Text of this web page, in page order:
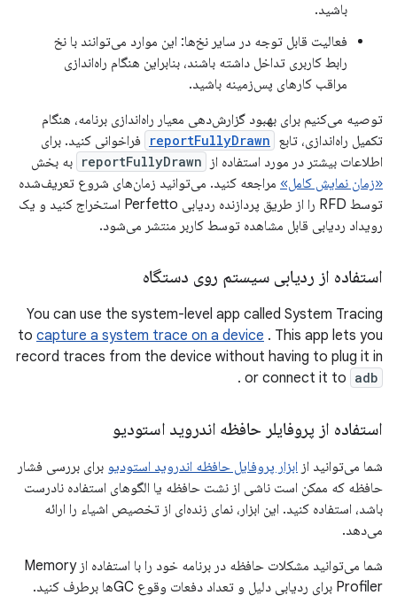
باشید.
فعالیت قابل توجه در سایر نخ‌ها: این موارد می‌توانند با نخ
رابط کاربری تداخل داشته باشند، بنابراین هنگام راه‌اندازی
مراقب کارهای پس‌زمینه باشید.
توصیه می‌کنیم برای بهبود گزارش‌دهی معیار راه‌اندازی برنامه، هنگام
تکمیل راه‌اندازی، تابع reportFullyDrawn
فراخوانی کنید. برای
اطلاعات بیشتر در مورد استفاده از
reportFullyDrawn به بخش
«زمان نمایش کامل» مراجعه کنید. می‌توانید زمان‌های شروع تعریف‌شده
توسط RFD را از طریق پردازنده ردیابی Perfetto استخراج کنید و یک
رویداد ردیابی قابل مشاهده توسط کاربر منتشر می‌شود.
استفاده از ردیابی سیستم روی دستگاه
You can use the system-level app called System Tracing
to capture a system trace on a device . This app lets you
record traces from the device without having to plug it in
or connect it to adb
.
استفاده از پروفایلر حافظه اندروید استودیو
شما می‌توانید از ابزار پروفایل حافظه اندروید استودیو برای بررسی فشار
حافظه که ممکن است ناشی از نشت حافظه یا الگوهای استفاده نادرست
باشد، استفاده کنید. این ابزار، نمای زنده‌ای از تخصیص اشیاء را ارائه
می‌دهد.
شما می‌توانید مشکلات حافظه در برنامه خود را با استفاده از Memory
Profiler برای ردیابی دلیل و تعداد دفعات وقوع GCها برطرف کنید.